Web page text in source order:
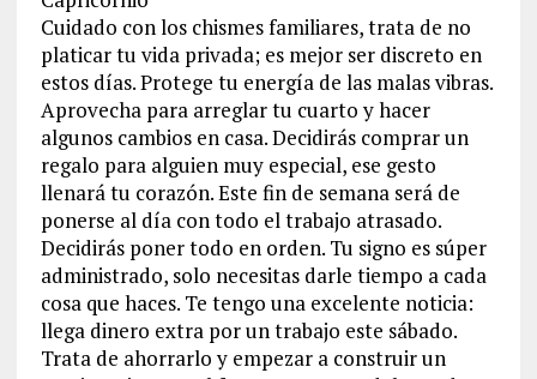
Cuidado con los chismes familiares, trata de no
platicar tu vida privada; es mejor ser discreto en
estos días. Protege tu energía de las malas vibras.
Aprovecha para arreglar tu cuarto y hacer
algunos cambios en casa. Decidirás comprar un
regalo para alguien muy especial, ese gesto
llenará tu corazón. Este fin de semana será de
ponerse al día con todo el trabajo atrasado.
Decidirás poner todo en orden. Tu signo es súper
administrado, solo necesitas darle tiempo a cada
cosa que haces. Te tengo una excelente noticia:
llega dinero extra por un trabajo este sábado.
Trata de ahorrarlo y empezar a construir un